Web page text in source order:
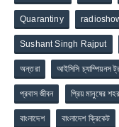
Quarantiny
Sushant Singh Rajput
অন্তরা আইসিসি চ্যাম্পিয়নস
প্রবাস জীবন প্রিয় মানুষের শহর
বাংলাদেশ বাংলাদেশ ক্রিকেট